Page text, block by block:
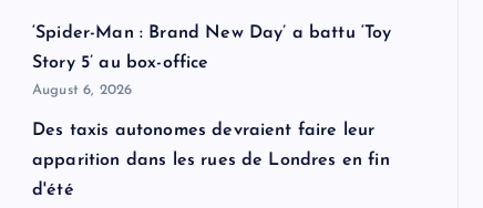
‘Spider-Man : Brand New Day’ a battu ‘Toy
Story 5’ au box-office
August 6, 2026
Des taxis autonomes devraient faire leur
apparition dans les rues de Londres en fin
d'été